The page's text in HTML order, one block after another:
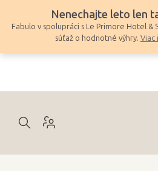
obsah
Nenechajte leto len
Fabulo v spolupráci s Le Primore Hotel &
súťaž o hodnotné výhry.